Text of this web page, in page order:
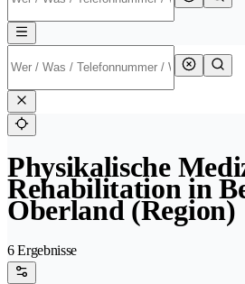
Physikalische
Rehabilitation in
Oberland (Region)
6 Ergebnisse